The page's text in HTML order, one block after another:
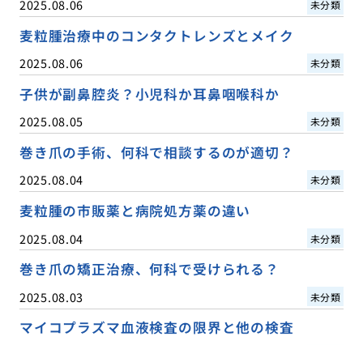
2025.08.06 未分類
麦粒腫治療中のコンタクトレンズとメイク
2025.08.06 未分類
子供が副鼻腔炎？小児科か耳鼻咽喉科か
2025.08.05 未分類
巻き爪の手術、何科で相談するのが適切？
2025.08.04 未分類
麦粒腫の市販薬と病院処方薬の違い
2025.08.04 未分類
巻き爪の矯正治療、何科で受けられる？
2025.08.03 未分類
マイコプラズマ血液検査の限界と他の検査